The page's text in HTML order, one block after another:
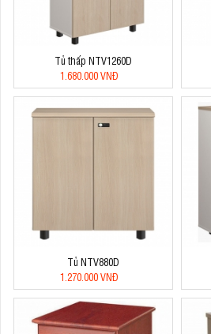
Tủ thấp NTV1260D
1.680.000 VNĐ
Tủ NTV880D
1.270.000 VNĐ